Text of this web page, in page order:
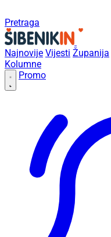
Pretraga
Najnovije Vijesti Županija
Kolumne
Promo